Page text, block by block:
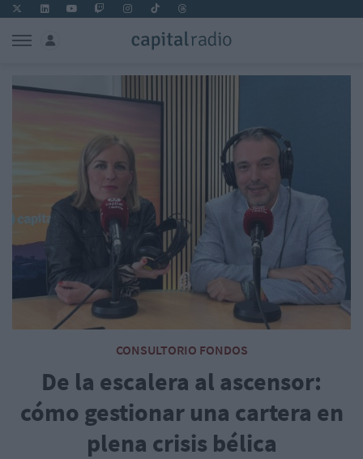
CONSULTORIO FONDOS
De la escalera al ascensor:
cómo gestionar una cartera en
plena crisis bélica